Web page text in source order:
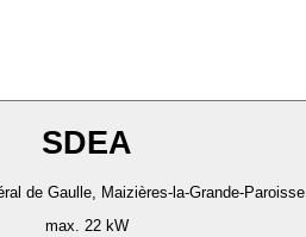
SDEA
de Gaulle, Maizières-la-Grande-Paroisse
max. 22 kW